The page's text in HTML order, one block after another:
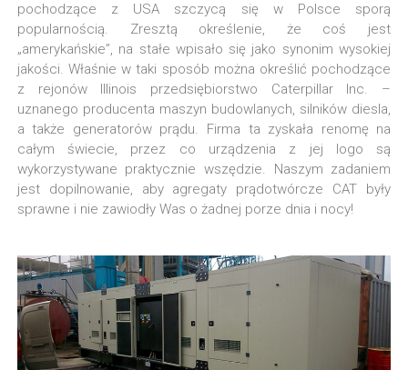
pochodzące z USA szczycą się w Polsce sporą
popularnością. Zresztą określenie, że coś jest
„amerykańskie”, na stałe wpisało się jako synonim wysokiej
jakości. Właśnie w taki sposób można określić pochodzące
z rejonów Illinois przedsiębiorstwo Caterpillar Inc. –
uznanego producenta maszyn budowlanych, silników diesla,
a także generatorów prądu. Firma ta zyskała renomę na
całym świecie, przez co urządzenia z jej logo są
wykorzystywane praktycznie wszędzie. Naszym zadaniem
jest dopilnowanie, aby agregaty prądotwórcze CAT były
sprawne i nie zawiodły Was o żadnej porze dnia i nocy!